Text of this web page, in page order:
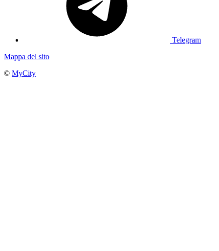
Telegram
Mappa del sito
© MyCity